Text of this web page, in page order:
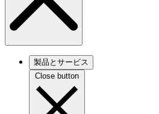
製品とサービス
Close button